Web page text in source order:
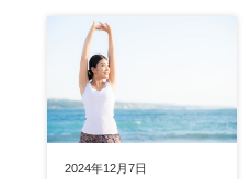
2024年12月7日